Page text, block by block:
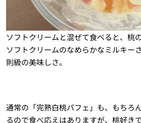
ソフトクリームと混ぜて食べると、桃
ソフトクリームのなめらかなミルキー
則級の美味しさ。
通常の「完熟白桃パフェ」も、もちろ
るので食べ応えはありますが、桃好き